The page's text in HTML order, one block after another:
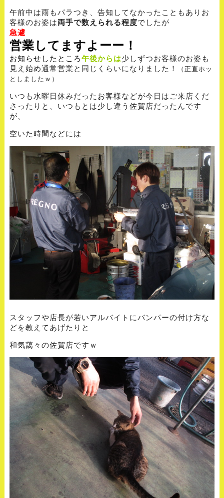
午前中は雨もパラつき、告知してなかったこともありお
客様のお姿は両手で数えられる程度でしたが
急遽
営業してますよーー！
お知らせしたところ午後からは少しずつお客様のお姿も
見え始め通常営業と同じくらいになりました！
（正直ホッ
としましたｗ）
いつも水曜日休みだったお客様などが今日はご来店くだ
さったりと、いつもとは少し違う佐賀店だったんです
が、
空いた時間などには
スタッフや店長が若いアルバイトにバンパーの付け方な
どを教えてあげたりと
和気藹々の佐賀店ですｗ